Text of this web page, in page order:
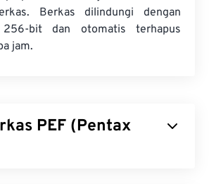
Berkas dilindungi dengan
bit dan otomatis terhapus
jam.
PEF (Pentax